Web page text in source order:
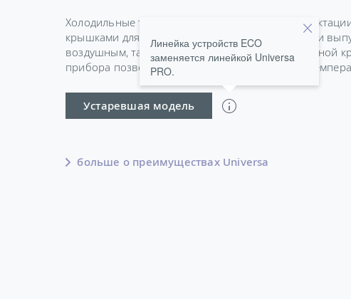
Холодильные термостаты в стандартной
крышками для ванн и соединениями для насоса и
воздушным, так и с водяным охлаждением. Сливной
прибора позволяет легко и безопасно менять
Устаревшая модель
Линейка устройств ECO
заменяется линейкой Universa
PRO.
больше о преимуществах Universa